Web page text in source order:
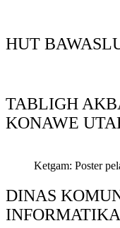
HUT
TABLIGH
KONAWE
Ketgam: Poster
DINAS